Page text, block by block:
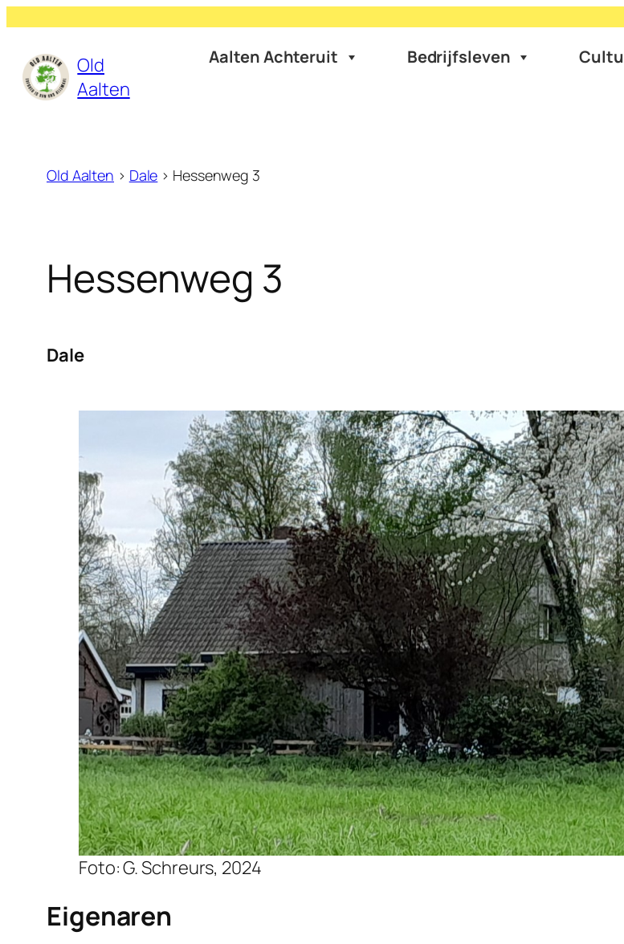
Old
Aalten
Aalten Achteruit Bedrijfsleven
Old Aalten > Dale > Hessenweg 3
Hessenweg 3
Dale
Foto: G. Schreurs, 2024
Eigenaren